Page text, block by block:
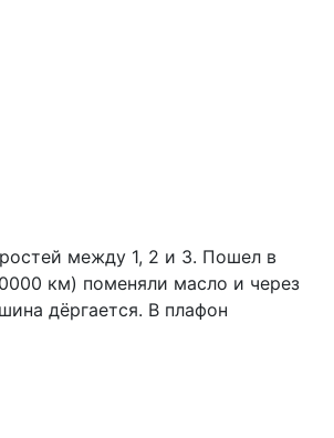
между 1, 2 и 3. Пошел в
км) поменяли масло и через
дёргается. В плафон